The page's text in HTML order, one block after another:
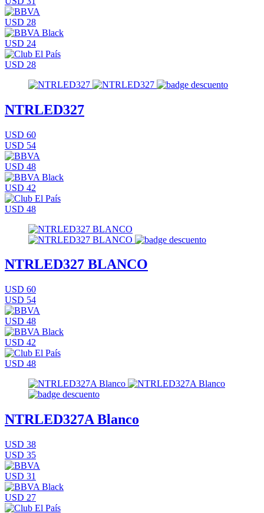
USD 28
USD 24
USD 28
NTRLED327
USD 60
USD 54
USD 48
USD 42
USD 48
NTRLED327 BLANCO
USD 60
USD 54
USD 48
USD 42
USD 48
NTRLED327A Blanco
USD 38
USD 35
USD 31
USD 27